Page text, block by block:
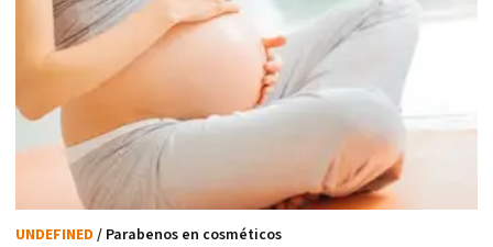
UNDEFINED / Parabenos en cosméticos